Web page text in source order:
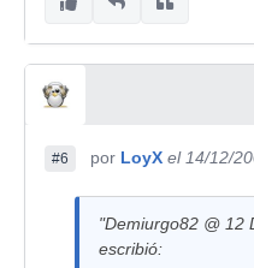
#6 por LoyX el 14/12/
"Demiurgo82 @ 12
escribió: